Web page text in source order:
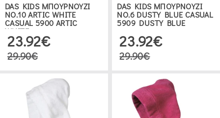
DAS KIDS ΜΠΟΥΡΝΟΥΖΙ
ΝΟ.10 ARTIC WHITE
CASUAL 5900 ARTIC
WHITE
23.92€
29.90€
DAS KIDS ΜΠΟΥΡΝΟΥΖΙ
ΝΟ.6 DUSTY BLUE CASUAL
5909 DUSTY BLUE
23.92€
29.90€